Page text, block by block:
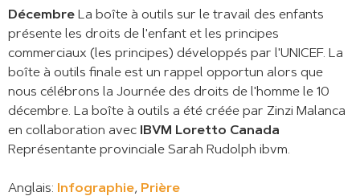
Décembre La boîte à outils sur le travail des enfants
présente les droits de l'enfant et les principes
commerciaux (les principes) développés par l'UNICEF. La
boîte à outils finale est un rappel opportun alors que
nous célébrons la Journée des droits de l'homme le 10
décembre. La boîte à outils a été créée par Zinzi Malanca
en collaboration avec
IBVM Loretto Canada
Représentante provinciale Sarah Rudolph ibvm.
Anglais: Infographie, Prière